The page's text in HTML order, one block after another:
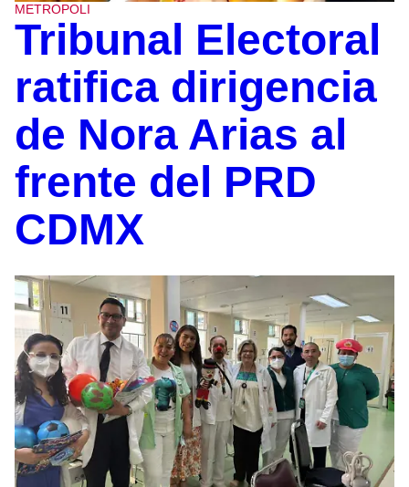
METROPOLI
Tribunal Electoral
ratifica dirigencia
de Nora Arias al
frente del PRD
CDMX